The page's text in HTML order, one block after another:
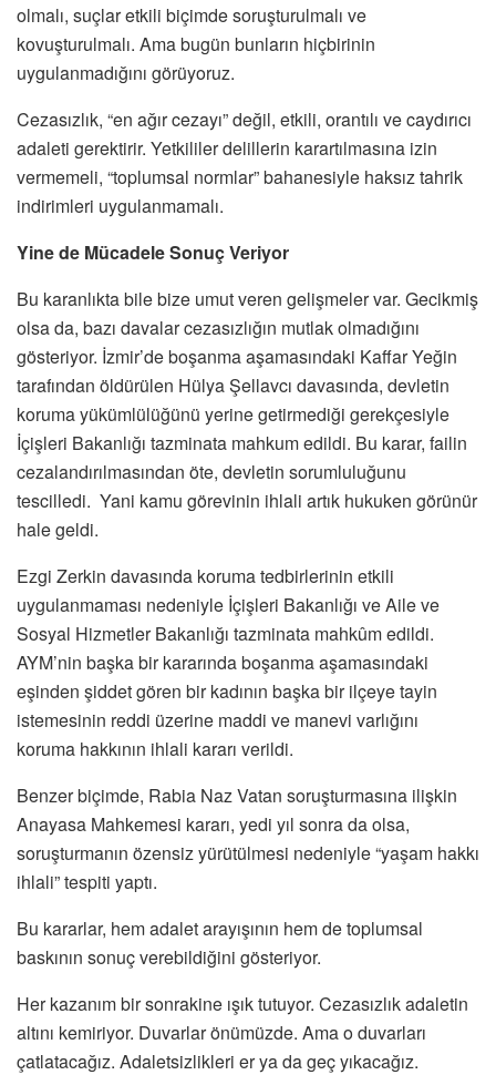
olmalı, suçlar etkili biçimde soruşturulmalı ve
kovuşturulmalı. Ama bugün bunların hiçbirinin
uygulanmadığını görüyoruz.
Cezasızlık, “en ağır cezayı” değil, etkili, orantılı ve caydırıcı
adaleti gerektirir. Yetkililer delillerin karartılmasına izin
vermemeli, “toplumsal normlar” bahanesiyle haksız tahrik
indirimleri uygulanmamalı.
Yine de Mücadele Sonuç Veriyor
Bu karanlıkta bile bize umut veren gelişmeler var. Gecikmiş
olsa da, bazı davalar cezasızlığın mutlak olmadığını
gösteriyor. İzmir’de boşanma aşamasındaki Kaffar Yeğin
tarafından öldürülen Hülya Şellavcı davasında, devletin
koruma yükümlülüğünü yerine getirmediği gerekçesiyle
İçişleri Bakanlığı tazminata mahkum edildi. Bu karar, failin
cezalandırılmasından öte, devletin sorumluluğunu
tescilledi. Yani kamu görevinin ihlali artık hukuken görünür
hale geldi.
Ezgi Zerkin davasında koruma tedbirlerinin etkili
uygulanmaması nedeniyle İçişleri Bakanlığı ve Aile ve
Sosyal Hizmetler Bakanlığı tazminata mahkûm edildi.
AYM’nin başka bir kararında boşanma aşamasındaki
eşinden şiddet gören bir kadının başka bir ilçeye tayin
istemesinin reddi üzerine maddi ve manevi varlığını
koruma hakkının ihlali kararı verildi.
Benzer biçimde, Rabia Naz Vatan soruşturmasına ilişkin
Anayasa Mahkemesi kararı, yedi yıl sonra da olsa,
soruşturmanın özensiz yürütülmesi nedeniyle “yaşam hakkı
ihlali” tespiti yaptı.
Bu kararlar, hem adalet arayışının hem de toplumsal
baskının sonuç verebildiğini gösteriyor.
Her kazanım bir sonrakine ışık tutuyor. Cezasızlık adaletin
altını kemiriyor. Duvarlar önümüzde. Ama o duvarları
çatlatacağız. Adaletsizlikleri er ya da geç yıkacağız.